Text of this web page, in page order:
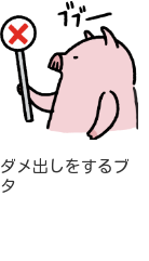
ダメ出しをするブ
タ